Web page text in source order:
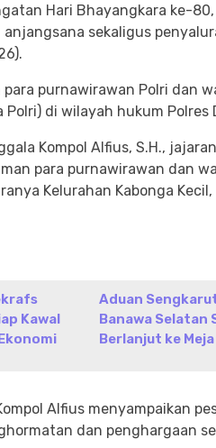
Hari Bhayangkara ke-80,
sekaligus
purnawirawan Polri dan
di wilayah hukum Polres
Kompol Alfius, S.H.,
para purnawirawan dan
Kelurahan Kabonga Kecil,
Kawal
Aduan
Banawa Selatan
Berlanjut ke
Alfius menyampaikan
dan penghargaan